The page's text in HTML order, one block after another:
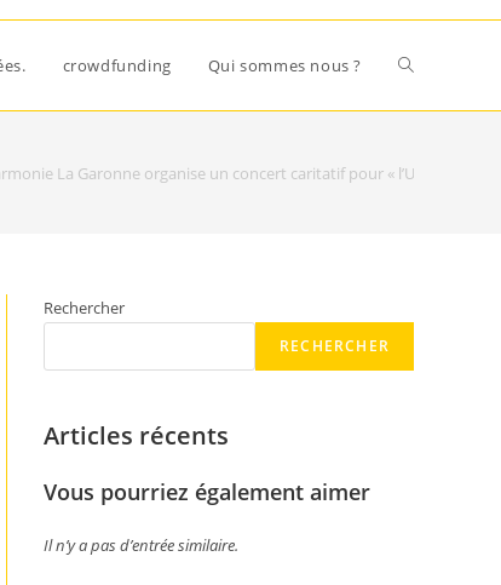
crowdfunding Qui sommes nous ?
La Garonne organise un concert caritatif pour « l’Ukraine Libre
Rechercher
RECHERCHER
Articles récents
Vous pourriez également aimer
Il n’y a pas d’entrée similaire.